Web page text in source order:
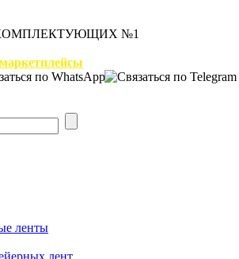
№1
ленты
лент